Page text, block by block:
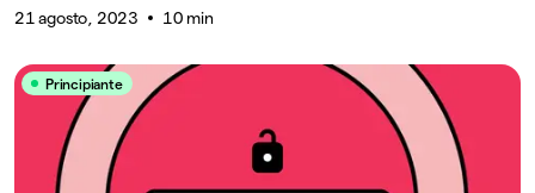
21 agosto, 2023 10 min
Principiante